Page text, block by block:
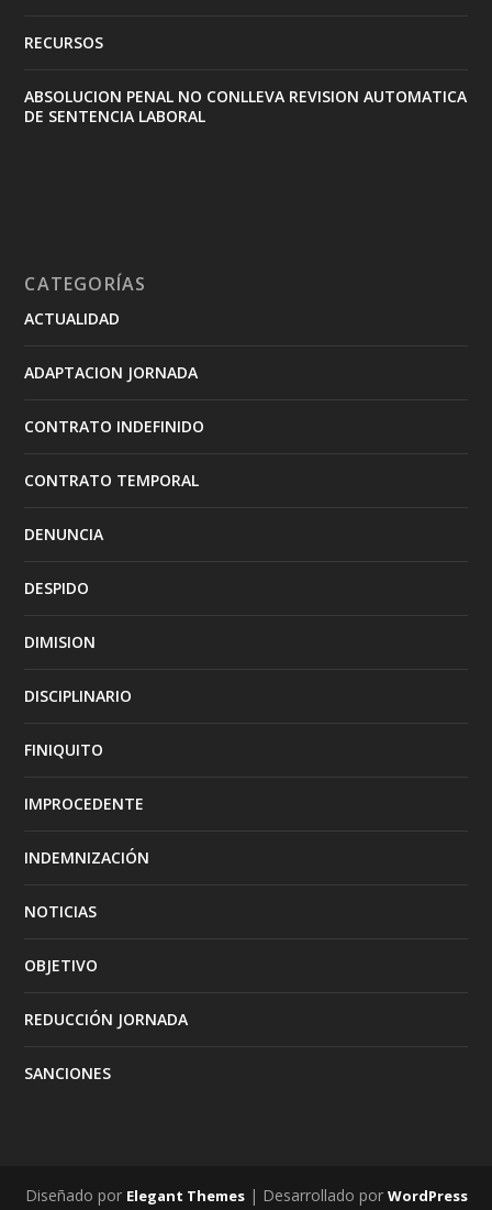
RECURSOS
ABSOLUCION PENAL NO CONLLEVA REVISION AUTOMATICA
DE SENTENCIA LABORAL
CATEGORÍAS
ACTUALIDAD
ADAPTACION JORNADA
CONTRATO INDEFINIDO
CONTRATO TEMPORAL
DENUNCIA
DESPIDO
DIMISION
DISCIPLINARIO
FINIQUITO
IMPROCEDENTE
INDEMNIZACIÓN
NOTICIAS
OBJETIVO
REDUCCIÓN JORNADA
SANCIONES
Diseñado por Elegant Themes| Desarrollado por WordPress